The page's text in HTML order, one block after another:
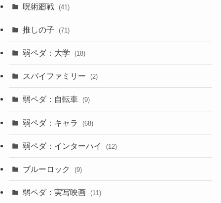
呪術廻戦 (41)
推しの子 (71)
弱ペダ：大学 (18)
スパイファミリー (2)
弱ペダ：自転車 (9)
弱ペダ：キャラ (68)
弱ペダ：インターハイ (12)
ブルーロック (9)
弱ペダ：実写映画 (11)